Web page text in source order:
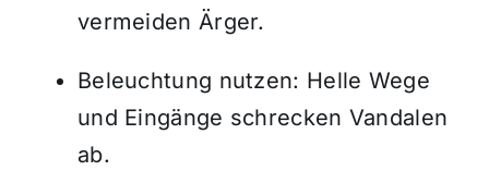
vermeiden Ärger.
Beleuchtung nutzen: Helle Wege
und Eingänge schrecken Vandalen
ab.